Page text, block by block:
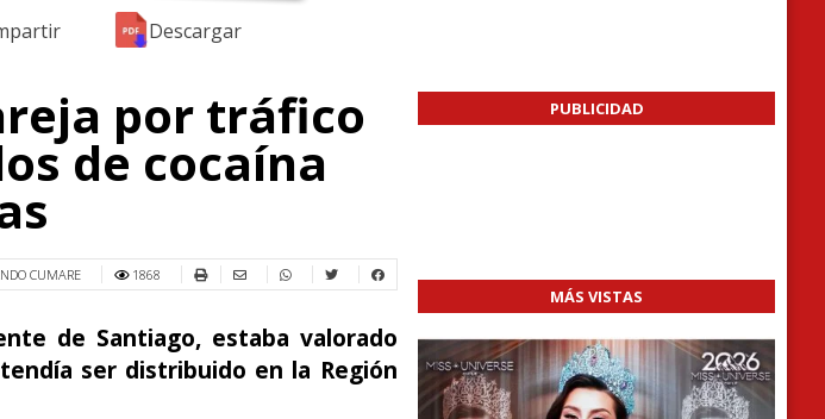
Descargar
por tráfico
de cocaína
CUMARE 1868
de Santiago, estaba valorado
ser distribuido en la Región
PUBLICIDAD
MÁS VISTAS